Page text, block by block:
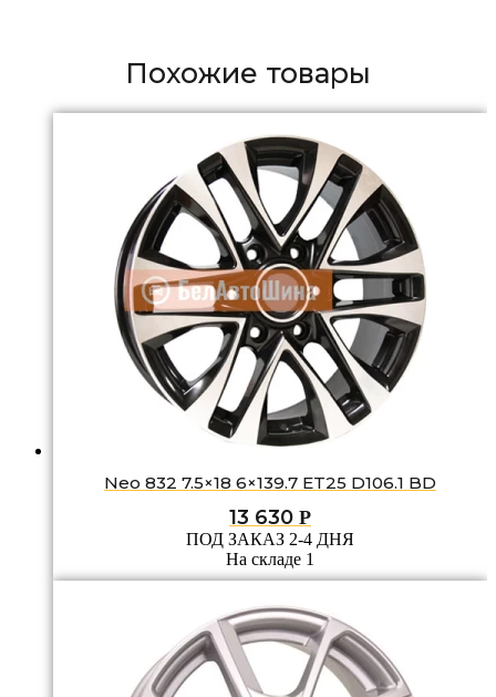
Похожие товары
Neo 832 7.5×18 6×139.7 ET25 D106.1 BD
13 630 Р
ПОД ЗАКАЗ 2-4 ДНЯ
На складе 1